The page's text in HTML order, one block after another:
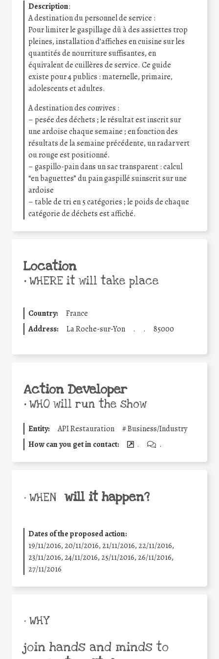
Description:
A destination du personnel de service :
Pour limiter le gaspillage dû à des assiettes trop
pleines, installation d’affiches en cuisine sur les
quantités de nourriture suffisantes, en
équivalent de cuillères de service. Ce guide
existe pour 4 publics : maternelle, primaire,
adolescents et adultes.
A destination des convives :
– pesée des déchets ; le résultat est inscrit sur
une ardoise chaque semaine ; en fonction des
résultats de la semaine précédente, un radar vert
ou rouge est positionné.
– gaspillo-pain dans un sac transparent : calcul
“en baguettes” du pain gaspillé suinscrit sur une
ardoise
– table de tri en 5 catégories ; le poids de chaque
catégorie de déchets est affiché.
Location
•WHERE it will take place
Country:
France
Address:
La Roche-sur-Yon . . 85000
Action Developer
•WHO will run the show
Entity: API Restauration #Business/Industry
How can you get in contact:
. .
• WHEN will it happen?
Dates of the proposed action:
19/11/2016, 20/11/2016, 21/11/2016, 22/11/2016,
23/11/2016, 24/11/2016, 25/11/2016, 26/11/2016,
27/11/2016
• WHY
join hands and minds to